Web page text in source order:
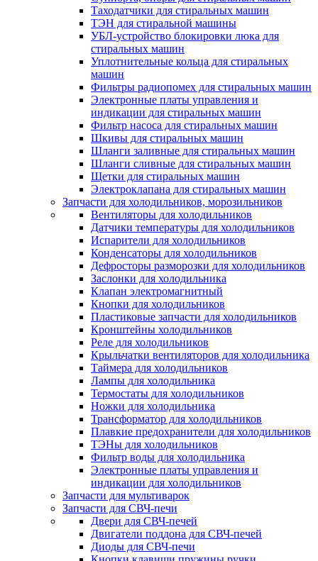
Таходатчики для стиральных машин
ТЭН для стиральной машины
УБЛ-устройство блокировки люка для
стиральных машин
Уплотнительные кольца для стиральных
машин
Фильтры радиопомех для стиральных машин
Электронные платы управления и
индикации для стиральных машин
Фильтр насоса для стиральных машин
Шкивы для стиральных машин
Шланги заливные для стиральных машин
Шланги сливные для стиральных машин
Щетки для стиральных машин
Электроклапана для стиральных машин
Запчасти для холодильников, морозильников
Вентиляторы для холодильников
Датчики температуры для холодильников
Испарители для холодильников
Конденсаторы для холодильников
Дефросторы разморозки для холодильников
Заслонки для холодильника
Клапан электромагнитный
Кнопки для холодильников
Пластиковые запчасти для холодильников
Кронштейны холодильников
Реле для холодильников
Крыльчатки вентиляторов для холодильника
Таймера для холодильников
Лампы для холодильника
Термостаты для холодильников
Ножки для холодильника
Трансформатор для холодильников
Плавкие предохранители для холодильников
ТЭНы для холодильников
Фильтр воды для холодильника
Электронные платы управления и
индикации для холодильников
Запчасти для мультиварок
Запчасти для СВЧ-печи
Двери для СВЧ-печей
Двигатели поддона для СВЧ-печей
Диоды для СВЧ-печи